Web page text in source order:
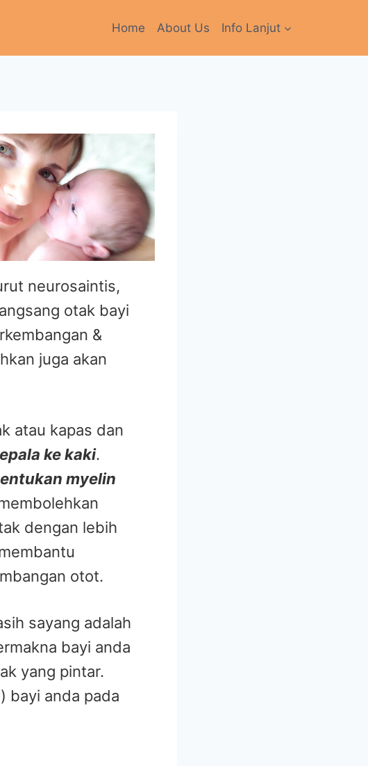
Home About Us Info Lanjut
neurosaintis,
otak bayi
&
juga akan
atau kapas dan
ke kaki.
myelin
dengan lebih
otot.
sayang adalah
bayi anda
yang pintar.
bayi anda pada